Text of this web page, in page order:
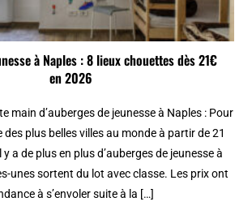
à Naples : 8 lieux chouettes dès 21€
en 2026
main d’auberges de jeunesse à Naples : Pour
des plus belles villes au monde à partir de 21
a de plus en plus d’auberges de jeunesse à
unes sortent du lot avec classe. Les prix ont
à s’envoler suite à la […]